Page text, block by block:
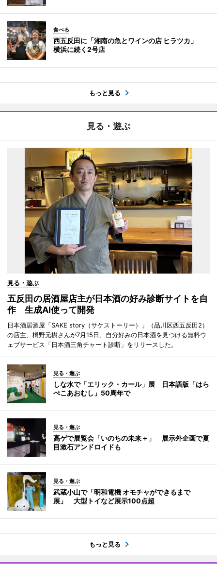
食べる
西五反田に「湘南の魚とワインの店 ヒラツカ」
横浜に続く2号店
もっと見る
見る・遊ぶ
見る・遊ぶ
五反田の居酒屋店主が日本酒の好み診断サイトを自
作 生成AI使って開発
日本酒居酒屋「SAKE story（サケストーリー）」（品川区西五反田2）
の店主、橋野元樹さんが7月15日、自分好みの日本酒を見つける無料ウ
ェブサービス「日本酒三角チャート診断」をリリースした。
見る・遊ぶ
しな水で「エリック・カール」展 日本語版「はら
ぺこあおむし」50周年で
見る・遊ぶ
高ゲで展覧会「いのちの未来＋」 展示外企画で夏
目漱石アンドロイドも
見る・遊ぶ
武蔵小山で「明和電機 オモチャができるまで
展」 大型トイなど展示100点超
もっと見る